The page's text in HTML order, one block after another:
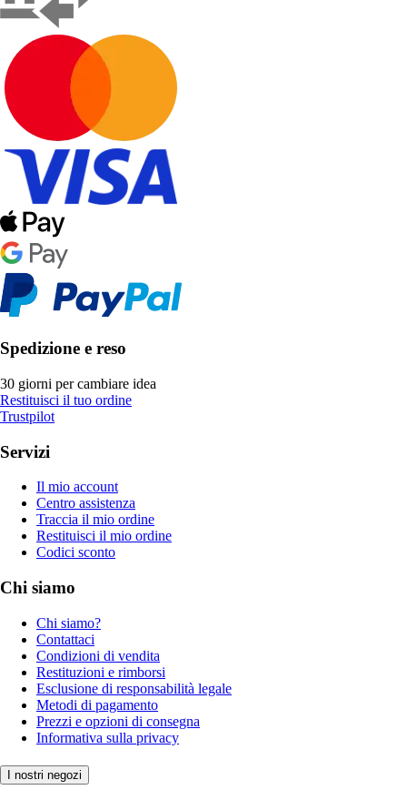
Spedizione e reso
30 giorni per cambiare idea
Restituisci il tuo ordine
Trustpilot
Servizi
Il mio account
Centro assistenza
Traccia il mio ordine
Restituisci il mio ordine
Codici sconto
Chi siamo
Chi siamo?
Contattaci
Condizioni di vendita
Restituzioni e rimborsi
Esclusione di responsabilità legale
Metodi di pagamento
Prezzi e opzioni di consegna
Informativa sulla privacy
I nostri negozi